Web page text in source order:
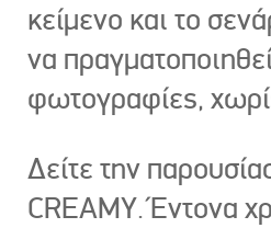
κείμενο και το
να
φωτογραφίες,
Δείτε την
CREAMY. Έντονα